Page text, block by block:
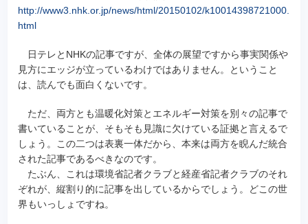
http://www3.nhk.or.jp/news/html/20150102/k10014398721000.
html
日テレとNHKの記事ですが、全体の展望ですから事実関係や
見方にエッジが立っているわけではありません。ということ
は、読んでも面白くないです。
ただ、両方とも温暖化対策とエネルギー対策を別々の記事で
書いていることが、そもそも見識に欠けている証拠と言えるで
しょう。この二つは表裏一体だから、本来は両方を睨んだ統合
された記事であるべきなのです。
たぶん、これは環境省記者クラブと経産省記者クラブのそれ
ぞれが、縦割り的に記事を出しているからでしょう。どこの世
界もいっしょですね。